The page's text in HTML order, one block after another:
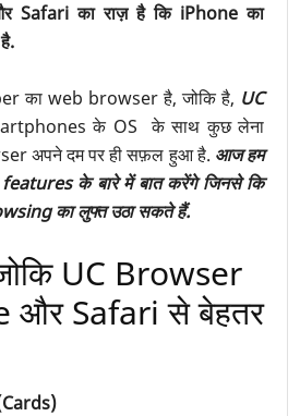
Safari का राज़ है कि iPhone का
का web browser है, जोकि है, UC
के OS के साथ कुछ लेना
अपने दम पर ही सफ़ल हुआ है. आज हम
के बारे में बात करेंगे जिनसे कि
का लुफ्त उठा सकते हैं.
UC Browser
और Safari से बेहतर